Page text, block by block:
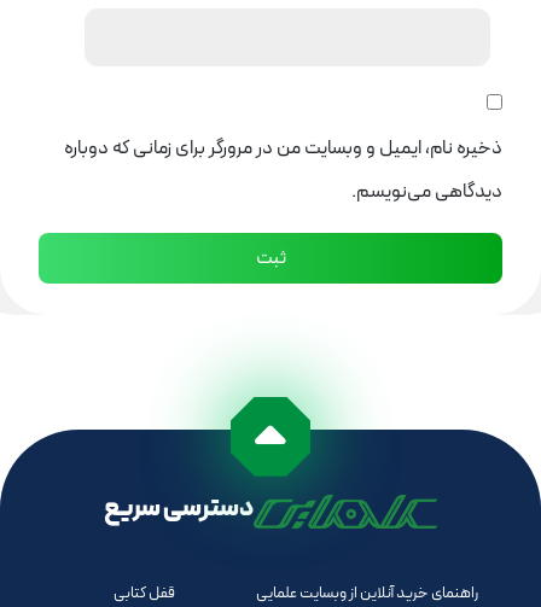
ذخیره نام، ایمیل و وبسایت من در مرورگر برای زمانی که دوباره
دیدگاهی می‌نویسم.
دسترسی سریع
راهنمای خرید آنلاین از وبسایت علمایی
قفل کتابی